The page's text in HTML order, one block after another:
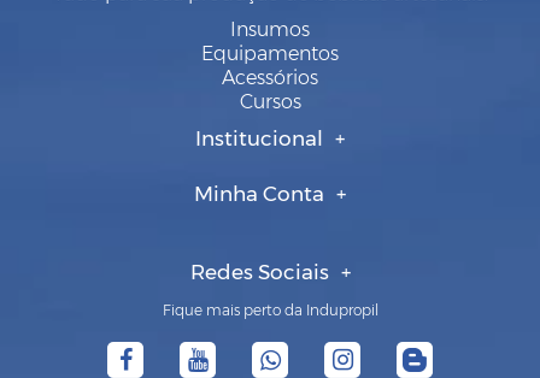
Insumos
Equipamentos
Acessórios
Cursos
Institucional
Minha Conta
Redes Sociais
Fique mais perto da Indupropil